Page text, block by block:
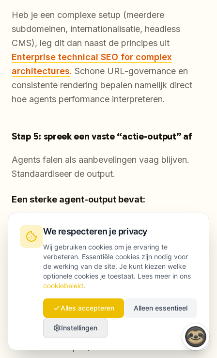
Heb je een complexe setup (meerdere
subdomeinen, internationalisatie, headless
CMS), leg dit dan naast de principes uit
Enterprise technical SEO for complex
architectures. Schone URL-governance en
consistente rendering bepalen namelijk direct
hoe agents performance interpreteren.
Stap 5: spreek een vaste “actie-output” af
Agents falen als aanbevelingen vaag blijven.
Standaardiseer de output.
Een sterke agent-output bevat:
Wat veranderde (metric + delta + periode)
Waar veranderde het (pagina’s, doelgroepen,
devices)
Waarom het waarschijnlijk veranderde
Wat je nu doet (1–3 acties)
Hoe je succes meet (GA4-metrics +
We respecteren je privacy
Wij gebruiken cookies om je ervaring te
verbeteren. Essentiële cookies zijn nodig voor
de werking van de site. Je kunt kiezen welke
optionele cookies je toestaat. Lees meer in ons
cookiebeleid.
Alles accepteren Alleen essentieel
Instellingen